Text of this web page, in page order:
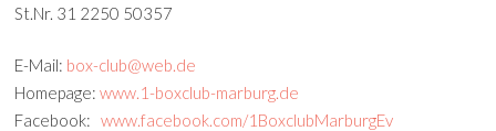
St.Nr. 31 2250 50357
E-Mail: box-club@web.de
Homepage:www.1-boxclub-marburg.de
Facebook:www.facebook.com/1BoxclubMarburgEv